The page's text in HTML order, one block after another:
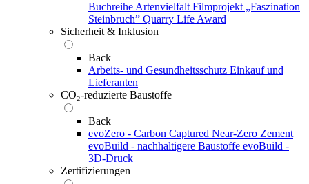
Buchreihe Artenvielfalt Filmprojekt „Faszination
Steinbruch” Quarry Life Award
Sicherheit & Inklusion
Back
Arbeits- und Gesundheitsschutz Einkauf und
Lieferanten
CO₂-reduzierte Baustoffe
Back
evoZero - Carbon Captured Near-Zero Zement
evoBuild - nachhaltigere Baustoffe evoBuild -
3D-Druck
Zertifizierungen